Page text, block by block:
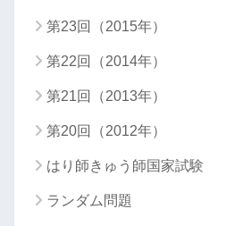
第23回（2015年）
第22回（2014年）
第21回（2013年）
第20回（2012年）
はり師きゅう師国家試験
ランダム問題